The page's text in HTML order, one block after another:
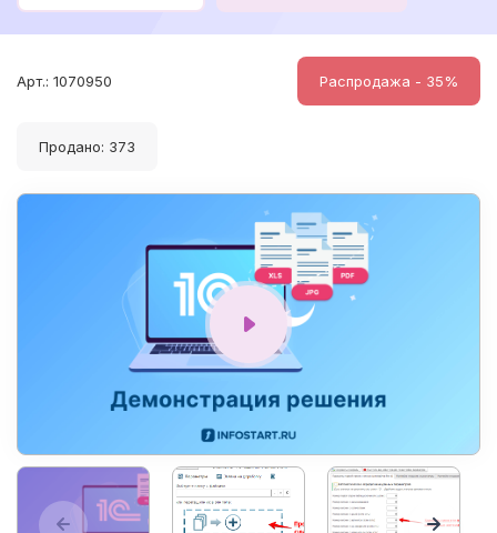
Арт.: 1070950 Распродажа - 35%
Продано: 373